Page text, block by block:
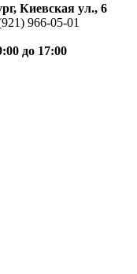
Киевская ул., 6
966-05-01
до 17:00